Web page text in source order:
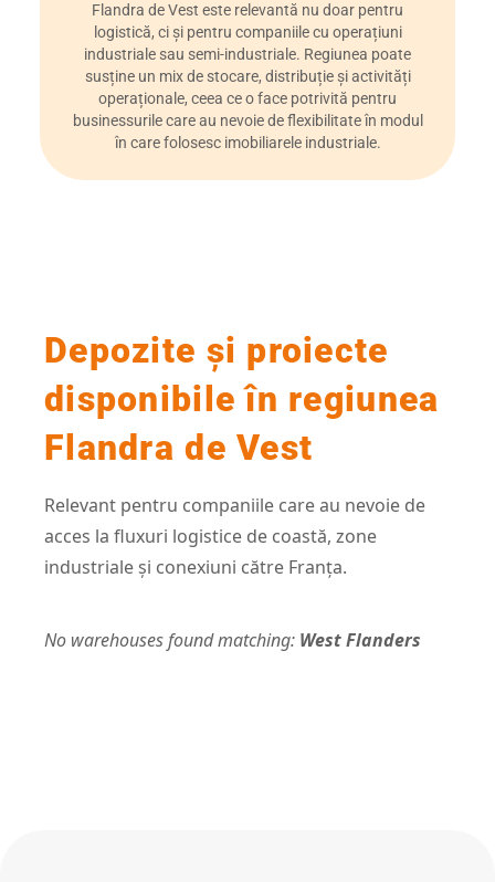
Flandra de Vest este relevantă nu doar pentru
logistică, ci și pentru companiile cu operațiuni
industriale sau semi-industriale. Regiunea poate
susține un mix de stocare, distribuție și activități
operaționale, ceea ce o face potrivită pentru
businessurile care au nevoie de flexibilitate în modul
în care folosesc imobiliarele industriale.
Depozite și proiecte
disponibile în regiunea
Flandra de Vest
Relevant pentru companiile care au nevoie de
acces la fluxuri logistice de coastă, zone
industriale și conexiuni către Franța.
No warehouses found matching: West Flanders